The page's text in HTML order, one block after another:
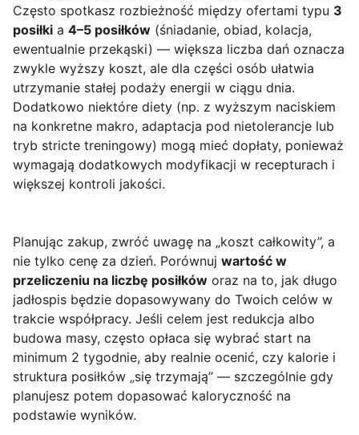
Często spotkasz rozbieżność między ofertami typu 3
posiłki a 4–5 posiłków (śniadanie, obiad, kolacja,
ewentualnie przekąski) — większa liczba dań oznacza
zwykle wyższy koszt, ale dla części osób ułatwia
utrzymanie stałej podaży energii w ciągu dnia.
Dodatkowo niektóre diety (np. z wyższym naciskiem
na konkretne makro, adaptacja pod nietolerancje lub
tryb stricte treningowy) mogą mieć dopłaty, ponieważ
wymagają dodatkowych modyfikacji w recepturach i
większej kontroli jakości.
Planując zakup, zwróć uwagę na „koszt całkowity”, a
nie tylko cenę za dzień. Porównuj wartość w
przeliczeniu na liczbę posiłków oraz na to, jak długo
jadłospis będzie dopasowywany do Twoich celów w
trakcie współpracy. Jeśli celem jest redukcja albo
budowa masy, często opłaca się wybrać start na
minimum 2 tygodnie, aby realnie ocenić, czy kalorie i
struktura posiłków „się trzymają” — szczególnie gdy
planujesz potem dopasować kaloryczność na
podstawie wyników.